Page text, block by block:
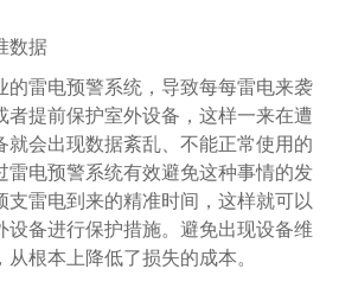
据
雷电预警系统，导致每每雷电来袭
者提前保护室外设备，这样一来在遭
就会出现数据紊乱、不能正常使用的
雷电预警系统有效避免这种事情的发
支雷电到来的精准时间，这样就可以
设备进行保护措施。避免出现设备维
根本上降低了损失的成本。